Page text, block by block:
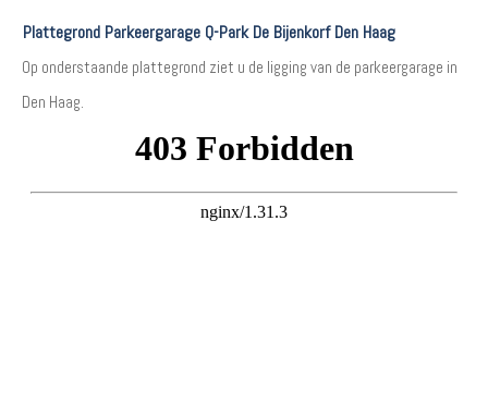
Plattegrond Parkeergarage Q-Park De Bijenkorf Den Haag
Op onderstaande plattegrond ziet u de ligging van de parkeergarage in
Den Haag.